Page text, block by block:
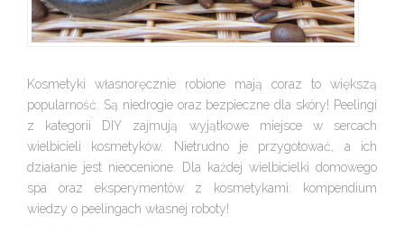
Kosmetyki własnoręcznie robione mają coraz to większą
popularność. Są niedrogie oraz bezpieczne dla skóry! Peelingi
z kategorii DIY zajmują wyjątkowe miejsce w sercach
wielbicieli kosmetyków. Nietrudno je przygotować, a ich
działanie jest nieocenione. Dla każdej wielbicielki domowego
spa oraz eksperymentów z kosmetykami: kompendium
wiedzy o peelingach własnej roboty!